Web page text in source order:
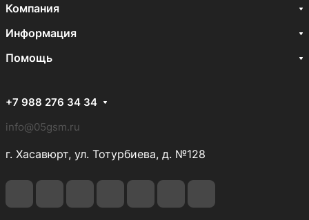
Компания
Информация
Помощь
+7 988 276 34 34
info@05gsm.ru
г. Хасавюрт, ул. Тотурбиева, д. №128